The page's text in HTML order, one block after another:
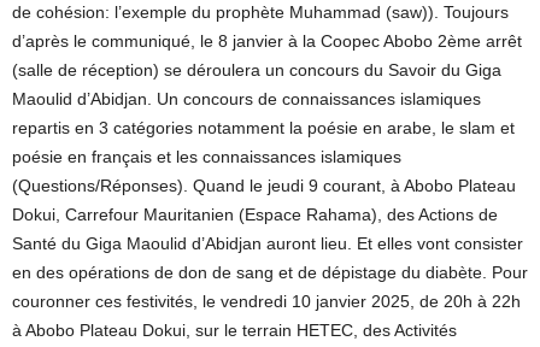
de cohésion: l’exemple du prophète Muhammad (saw)). Toujours
d’après le communiqué, le 8 janvier à la Coopec Abobo 2ème arrêt
(salle de réception) se déroulera un concours du Savoir du Giga
Maoulid d’Abidjan. Un concours de connaissances islamiques
repartis en 3 catégories notamment la poésie en arabe, le slam et
poésie en français et les connaissances islamiques
(Questions/Réponses). Quand le jeudi 9 courant, à Abobo Plateau
Dokui, Carrefour Mauritanien (Espace Rahama), des Actions de
Santé du Giga Maoulid d’Abidjan auront lieu. Et elles vont consister
en des opérations de don de sang et de dépistage du diabète. Pour
couronner ces festivités, le vendredi 10 janvier 2025, de 20h à 22h
à Abobo Plateau Dokui, sur le terrain HETEC, des Activités